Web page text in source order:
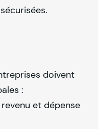
doivent
:
et dépense